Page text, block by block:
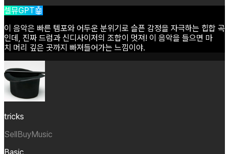
셀뮤GPT🤖
이 음악은 빠른 템포와 어두운 분위기로 슬픈 감정을 자극하는 힙합 곡
인데, 진짜 드럼과 신디사이저의 조합이 멋져! 이 음악을 들으면 마
치 머리 깊은 곳까지 빠져들어가는 느낌이야.
tricks
SellBuyMusic